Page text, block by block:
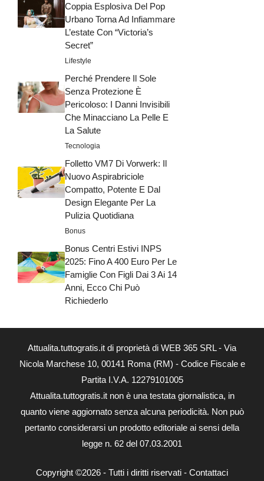
Coppia Esplosiva Del Pop
Urbano Torna Ad Infiammare
L’estate Con “Victoria’s
Secret”
Lifestyle
Perché Prendere Il Sole
Senza Protezione È
Pericoloso: I Danni Invisibili
Che Minacciano La Pelle E
La Salute
Tecnologia
Folletto VM7 Di Vorwerk: Il
Nuovo Aspirabriciole
Compatto, Potente E Dal
Design Elegante Per La
Pulizia Quotidiana
Bonus
Bonus Centri Estivi INPS
2025: Fino A 400 Euro Per Le
Famiglie Con Figli Dai 3 Ai 14
Anni, Ecco Chi Può
Richiederlo
Attualita.tuttogratis.it di proprietà di WEB 365 SRL - Via
Nicola Marchese 10, 00141 Roma (RM) - Codice Fiscale e
Partita I.V.A. 12279101005
Attualita.tuttogratis.it non è una testata giornalistica, in
quanto viene aggiornato senza alcuna periodicità. Non può
pertanto considerarsi un prodotto editoriale ai sensi della
legge n. 62 del 07.03.2001
Copyright ©2026 - Tutti i diritti riservati - Contattaci